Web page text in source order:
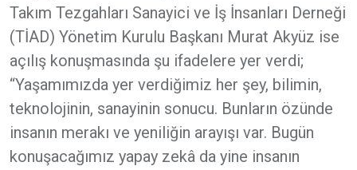
Takım Tezgahları Sanayici ve İş İnsanları Derneği
(TİAD) Yönetim Kurulu Başkanı Murat Akyüz ise
açılış konuşmasında şu ifadelere yer verdi;
“Yaşamımızda yer verdiğimiz her şey, bilimin,
teknolojinin, sanayinin sonucu. Bunların özünde
insanın merakı ve yeniliğin arayışı var. Bugün
konuşacağımız yapay zekâ da yine insanın